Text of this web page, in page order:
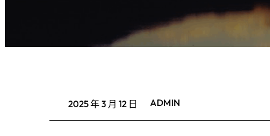
2025 年 3 月 12 日 ADMIN